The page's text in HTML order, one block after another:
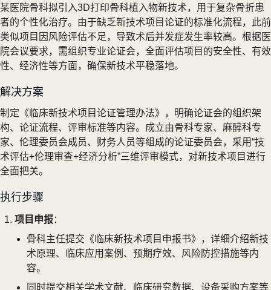
某医院骨科拟引入3D打印骨科植入物新技术，用于复杂骨折患
者的个性化治疗。由于缺乏新技术项目论证的标准化流程，此前
类似项目因风险评估不足，导致术后并发症发生率较高。根据医
院会议要求，需组织专业论证会，全面评估项目的安全性、有效
性、经济性等方面，确保新技术平稳落地。
解决方案
制定《临床新技术项目论证管理办法》，明确论证会的组织架
构、论证流程、评审标准等内容。成立由骨科专家、麻醉科专
家、伦理委员会成员、财务人员等组成的论证委员会，采用“技
术评估+伦理审查+经济分析”三维评审模式，对新技术项目进行
全面把关。
执行步骤
项目申报：
骨科主任提交《临床新技术项目申报书》，详细介绍新技
术原理、临床应用案例、预期疗效、风险防控措施等内
容。
同时提交相关学术文献、临床研究数据、设备采购方案等